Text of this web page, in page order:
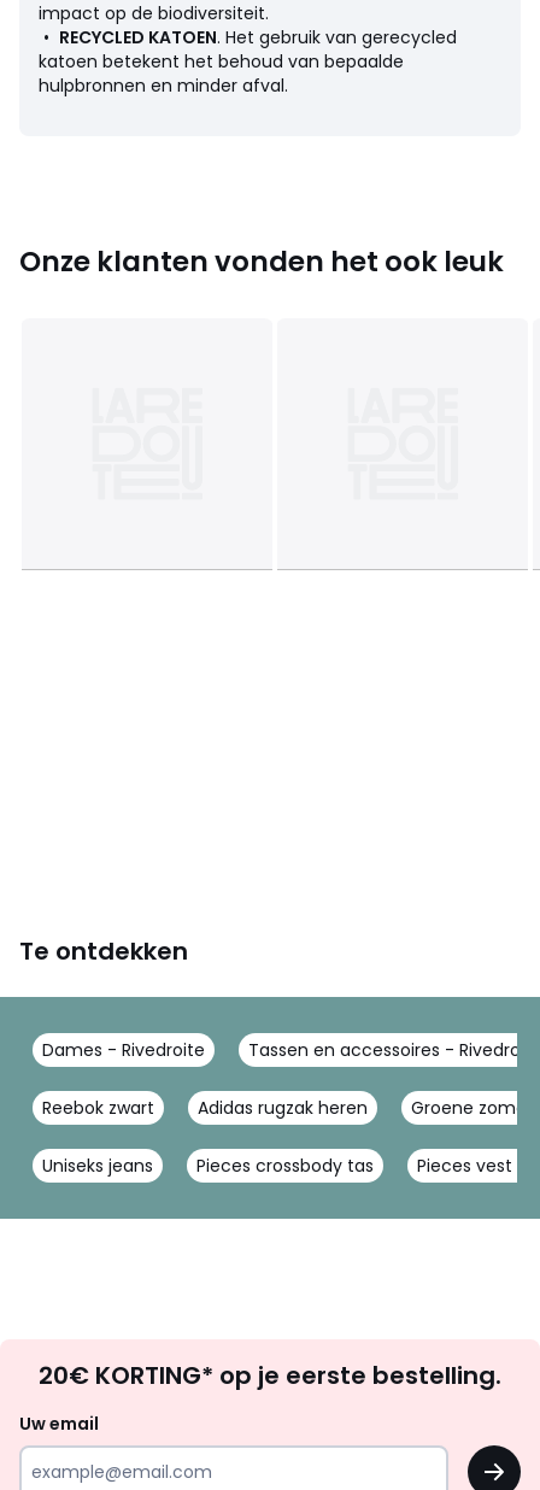
• Voornaamste stof : 100% katoen
• Voering : 100% tergal
• Voornaamste stof : minstens 20% gerecycled katoen
• Onderhoud : zie etiket
impact op de biodiversiteit.
• RECYCLED KATOEN. Het gebruik van gerecycled
katoen betekent het behoud van bepaalde
hulpbronnen en minder afval.
Onze klanten vonden het ook leuk
Te ontdekken
Dames - Rivedroite Tassen en accessoires -
Reebok zwart Adidas rugzak heren Groene
Uniseks jeans Pieces crossbody tas Pieces vest
zoek
inspiratie
20€ KORTING* op je eerste bestelling.
Uw email
OK